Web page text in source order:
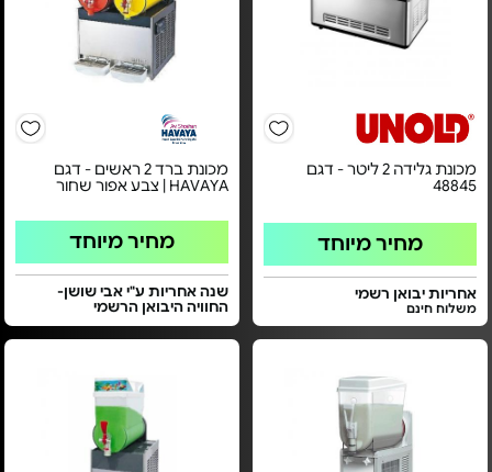
מכונת גלידה 2 ליטר - דגם
48845
מחיר מיוחד
אחריות יבואן רשמי
משלוח חינם
מכונת ברד 2 ראשים - דגם
HAVAYA | צבע אפור שחור
מחיר מיוחד
שנה אחריות ע"י אבי שושן-
החוויה היבואן הרשמי